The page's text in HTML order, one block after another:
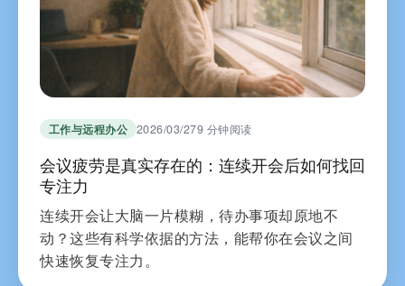
工作与远程办公 2026/03/279 分钟阅读
会议疲劳是真实存在的：连续开会后如何找回
专注力
连续开会让大脑一片模糊，待办事项却原地不
动？这些有科学依据的方法，能帮你在会议之间
快速恢复专注力。